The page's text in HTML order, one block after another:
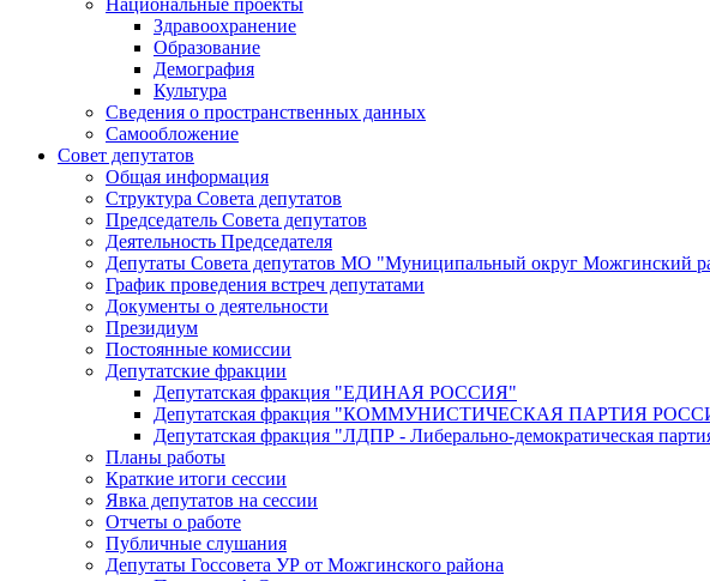
Здравоохранение
Образование
Демография
Культура
Сведения о пространственных данных
Самообложение
Совет депутатов
Общая информация
Структура Совета депутатов
Председатель Совета депутатов
Деятельность Председателя
Депутаты Совета депутатов МО "Муниципальный округ Можгинский
График проведения встреч депутатами
Документы о деятельности
Президиум
Постоянные комиссии
Депутатские фракции
Депутатская фракция "ЕДИНАЯ РОССИЯ"
Депутатская фракция "КОММУНИСТИЧЕСКАЯ ПАРТИЯ
Депутатская фракция "ЛДПР - Либерально-демократическая
Планы работы
Краткие итоги сессии
Явка депутатов на сессии
Отчеты о работе
Публичные слушания
Депутаты Госсовета УР от Можгинского района